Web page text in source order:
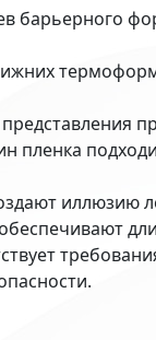
барьерного
пленка
иллюзию